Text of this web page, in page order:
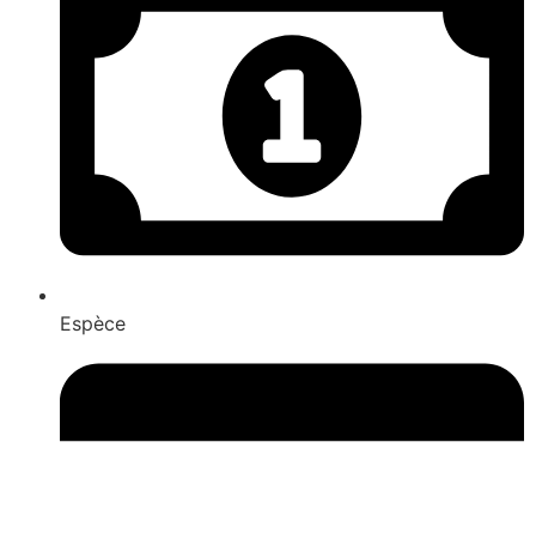
Espèce